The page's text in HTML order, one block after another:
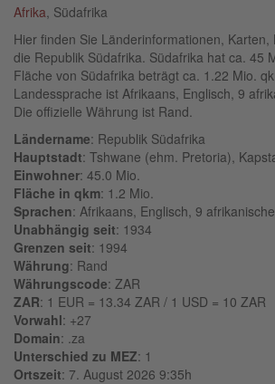
Afrika , Südafrika
Hier finden Sie Länderinformationen,
die Republik Südafrika. Südafrika hat ca. 45
Fläche von Südafrika beträgt ca. 1.22 Mio.
Landessprache ist Afrikaans, Englisch, 9
Die offizielle Währung ist Rand.
Ländername: Republik Südafrika
Hauptstadt: Tshwane (ehm. Pretoria),
Einwohner: 45.0 Mio.
Fläche in qkm: 1.2 Mio.
Sprachen: Afrikaans, Englisch, 9
Unabhängig seit: 1934
Grenzen seit: 1994
Währung: Rand
Währungscode: ZAR
ZAR: 1 EUR = 13.34 ZAR / 1 USD = 10 ZAR
Vorwahl: +27
Domain: .za
Unterschied zu MEZ: 1
Ortszeit: 7. August 2026 9:35h